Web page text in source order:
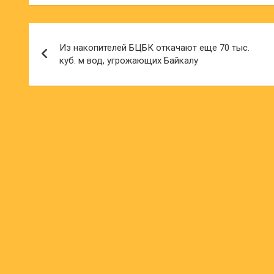
по
записям
Из накопителей БЦБК откачают еще 70 тыс.
куб. м вод, угрожающих Байкалу